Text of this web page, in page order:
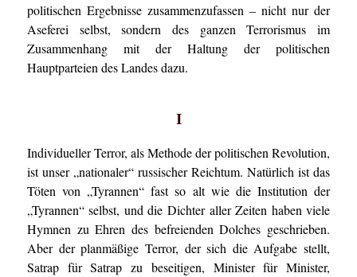
politischen Ergebnisse zusammenzufassen – nicht nur der
Aseferei selbst, sondern des ganzen Terrorismus im
Zusammenhang mit der Haltung der politischen
Hauptparteien des Landes dazu.
I
Individueller Terror, als Methode der politischen Revolution,
ist unser „nationaler“ russischer Reichtum. Natürlich ist das
Töten von „Tyrannen“ fast so alt wie die Institution der
„Tyrannen“ selbst, und die Dichter aller Zeiten haben viele
Hymnen zu Ehren des befreienden Dolches geschrieben.
Aber der planmäßige Terror, der sich die Aufgabe stellt,
Satrap für Satrap zu beseitigen, Minister für Minister,